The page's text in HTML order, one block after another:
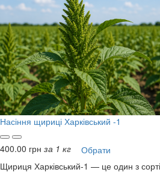
Насіння щириці Харківський -1
400.00 грн за 1 кг
Обрати
Щириця Харківський-1 — це один з